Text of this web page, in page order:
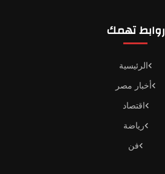
روابط تهمك
الرئيسية
أخبار مصر
اقتصاد
رياضة
فن